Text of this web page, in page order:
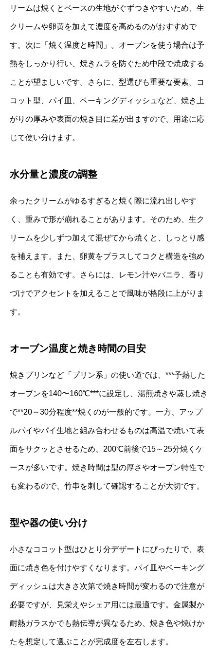
リームは焼くとベースの生地がぐずつきやすいため、生
クリームや卵黄を加えて濃度を高めるのがおすすめで
す。次に「焼く温度と時間」。オーブンを使う場合は予
熱をしっかり行い、焼きムラを防ぐため中段で焼成する
ことが望ましいです。さらに、型選びも重要な要素。コ
コット型、パイ皿、ベーキングディッシュなど、焼き上
がりの厚みや表面の焼き目に差が出ますので、用途に応
じて使い分けます。
水分量と濃度の調整
余ったクリームがゆるすぎると焼く際に流れ出しやす
く、重みで形が崩れることがあります。そのため、生ク
リームを少しずつ加えて混ぜてから焼くと、しっとり感
を補えます。また、卵黄をプラスしてコクと構造を強め
ることも有効です。さらには、レモン汁やバニラ、香り
づけでアクセントを加えることで風味が格段に上がりま
す。
オーブン温度と焼き時間の目安
焼きプリンなど「プリン系」の使い道では、***予熱した
オーブンを140〜160℃***に設定し、湯煎焼きや蒸し焼き
で**20～30分程度**焼くのが一般的です。一方、アップ
ルパイやパイ生地と組み合わせるものは高温で焼いて表
面をサクッとさせるため、200℃前後で15～25分焼くケ
ースが多いです。焼き時間は型の厚さやオーブン特性で
も変わるので、竹串を刺して確認することが大切です。
型や器の使い分け
小さなココット型はひとり分デザートにぴったりで、表
面に焼き色を付けやすくなります。パイ皿やベーキング
ディッシュは大きさ次第で焼き時間が変わるので注意が
必要ですが、見栄えやシェア用には最適です。金属製か
耐熱ガラスかでも熱伝導が異なるため、焼き色や焼けか
たを想定して選ぶことが完成度を左右します。